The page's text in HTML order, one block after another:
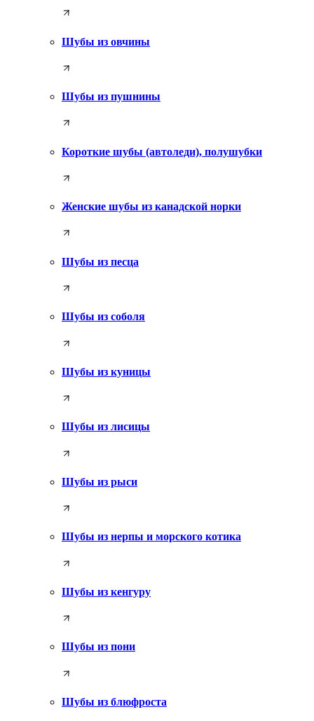
Шубы из овчины
Шубы из пушнины
Короткие шубы (автоледи), полушубки
Женские шубы из канадской норки
Шубы из песца
Шубы из соболя
Шубы из куницы
Шубы из лисицы
Шубы из рыси
Шубы из нерпы и морского котика
Шубы из кенгуру
Шубы из пони
Шубы из блюфроста